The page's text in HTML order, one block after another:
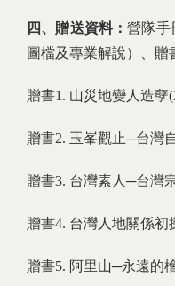
四、贈送資料：營隊手
圖檔及專業解說）、贈
贈書1. 山災地變人造孽
贈書2. 玉峯觀止─台灣
贈書3. 台灣素人─台灣
贈書4. 台灣人地關係初
贈書5. 阿里山─永遠的